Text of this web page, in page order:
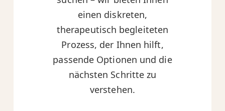
einen diskreten,
therapeutisch begleiteten
Prozess, der Ihnen hilft,
passende Optionen und die
nächsten Schritte zu
verstehen.